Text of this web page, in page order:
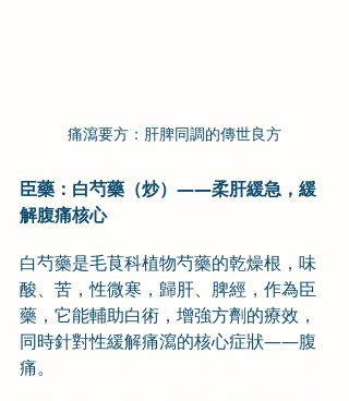
痛瀉要方：肝脾同調的傳世良方
臣藥：白芍藥（炒）——柔肝緩急，緩
解腹痛核心
白芍藥是毛茛科植物芍藥的乾燥根，味
酸、苦，性微寒，歸肝、脾經，作為臣
藥，它能輔助白術，增強方劑的療效，
同時針對性緩解痛瀉的核心症狀——腹
痛。